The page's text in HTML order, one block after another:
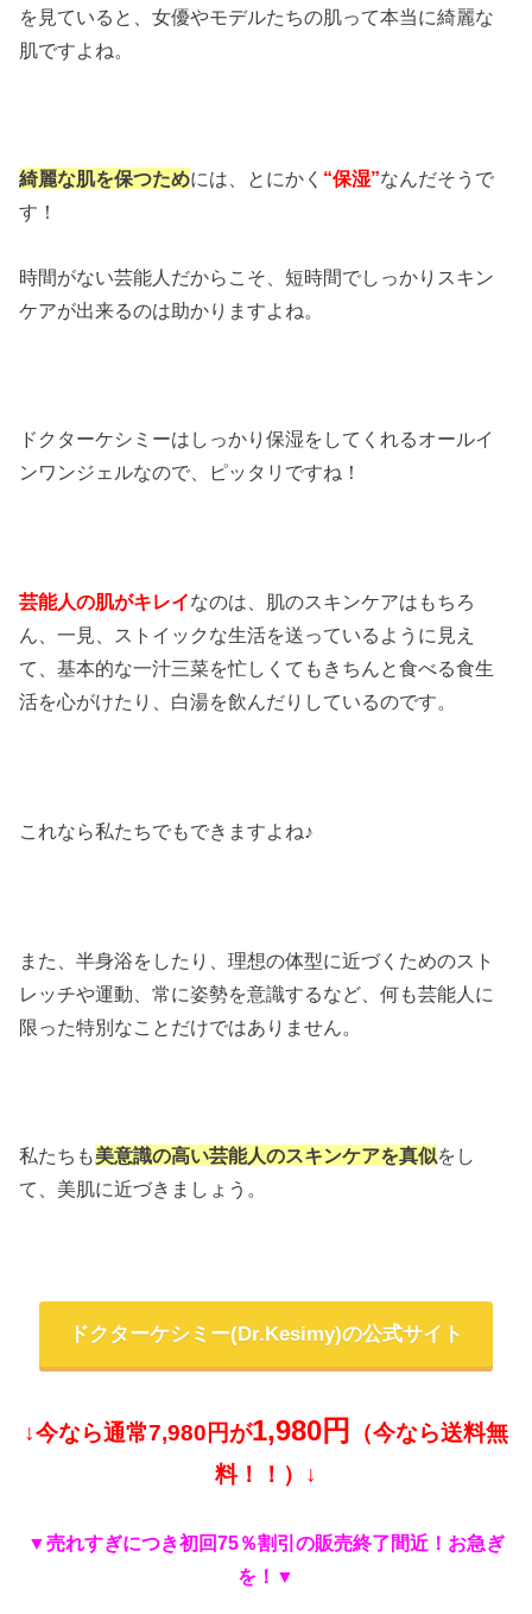
を見ていると、女優やモデルたちの肌って本当に綺麗な
肌ですよね。
綺麗な肌を保つためには、とにかく “保湿”なんだそうで
す！
時間がない芸能人だからこそ、短時間でしっかりスキン
ケアが出来るのは助かりますよね。
ドクターケシミーはしっかり保湿をしてくれるオールイ
ンワンジェルなので、ピッタリですね！
芸能人の肌がキレイなのは、肌のスキンケアはもちろ
ん、一見、ストイックな生活を送っているように見え
て、基本的な一汁三菜を忙しくてもきちんと食べる食生
活を心がけたり、白湯を飲んだりしているのです。
これなら私たちでもできますよね♪
また、半身浴をしたり、理想の体型に近づくためのスト
レッチや運動、常に姿勢を意識するなど、何も芸能人に
限った特別なことだけではありません。
私たちも美意識の高い芸能人のスキンケアを真似をし
て、美肌に近づきましょう。
ドクターケシミー(Dr.Kesimy)の公式サイト
↓今なら通常7,980円が1,980円
（今なら送料無
料！！）↓
▼売れすぎにつき初回75％割引の販売終了間近！お急ぎ
を！▼